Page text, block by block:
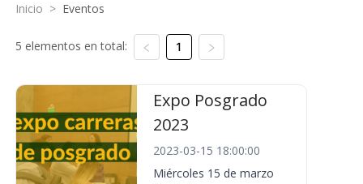
Inicio > Eventos
5 elementos en total: 1
Expo Posgrado
2023
2023-03-15 18:00:00
Miércoles 15 de marzo